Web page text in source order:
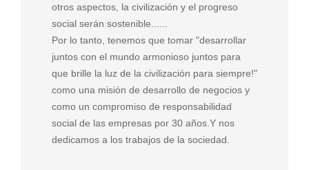
otros aspectos, la civilización y el progreso
social serán sostenible......
Por lo tanto, tenemos que tomar "desarrollar
juntos con el mundo armonioso juntos para
que brille la luz de la civilización para siempre!"
como una misión de desarrollo de negocios y
como un compromiso de responsabilidad
social de las empresas por 30 años.Y nos
dedicamos a los trabajos de la sociedad.